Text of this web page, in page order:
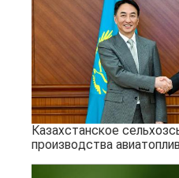
Казахстанское
производства